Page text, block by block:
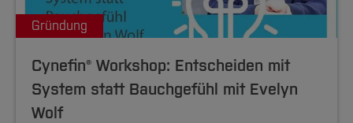
Gründung
Cynefin® Workshop: Entscheiden mit
System statt Bauchgefühl mit Evelyn
Wolf